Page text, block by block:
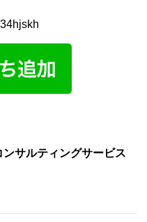
サルティングサービス